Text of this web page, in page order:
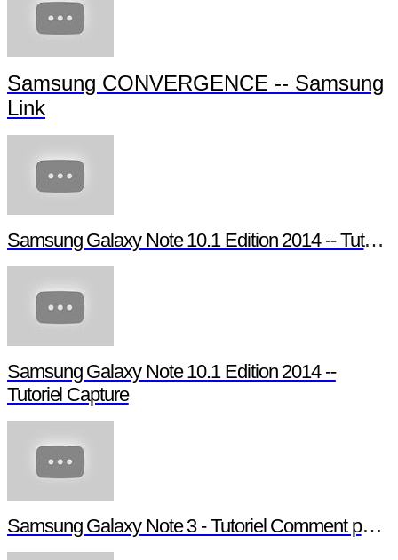
Samsung CONVERGENCE -- Samsung
Link
Samsung Galaxy Note 10.1 Edition 2014 -- Tutoriel Pen Window
Samsung Galaxy Note 10.1 Edition 2014 --
Tutoriel Capture
Samsung Galaxy Note 3 - Tutoriel Comment paramétrer votre Note 3